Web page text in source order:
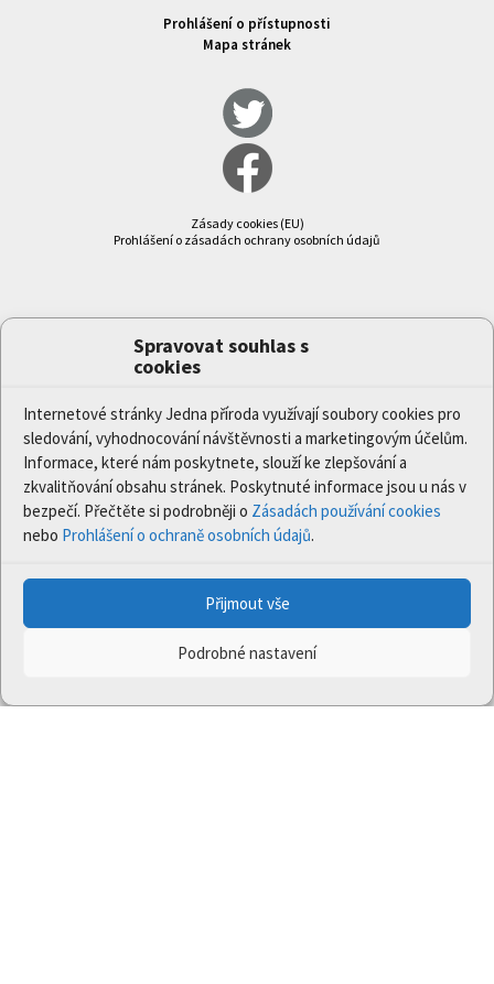
Spravovat souhlas s
cookies
Internetové stránky Jedna příroda využívají soubory cookies pro
sledování, vyhodnocování návštěvnosti a marketingovým účelům.
Informace, které nám poskytnete, slouží ke zlepšování a
zkvalitňování obsahu stránek. Poskytnuté informace jsou u nás v
bezpečí. Přečtěte si podrobněji o Zásadách používání cookies
nebo Prohlášení o ochraně osobních údajů.
Přijmout vše
Podrobné nastavení
Prohlášení o přístupnosti
Mapa stránek
Zásady cookies (EU)
Prohlášení o zásadách ochrany osobních údajů